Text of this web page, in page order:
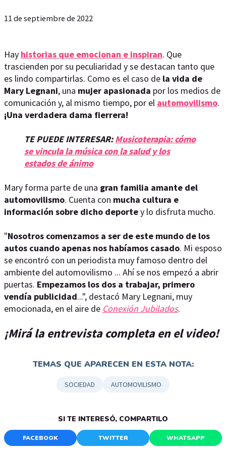
11 de septiembre de 2022
Hay historias que emocionan e inspiran. Que
trascienden por su peculiaridad y se destacan tanto que
es lindo compartirlas. Como es el caso de la vida de
Mary Legnani, una mujer apasionada por los medios de
comunicación y, al mismo tiempo, por el automovilismo.
¡Una verdadera dama fierrera!
TE PUEDE INTERESAR:Musicoterapia: cómo
se vincula la música con la salud y los
estados de ánimo
Mary forma parte de una gran familia amante del
automovilismo. Cuenta con mucha cultura e
información sobre dicho deportey lo disfruta mucho.
"Nosotros comenzamos a ser de este mundo de los
autos cuando apenas nos habíamos casado. Mi esposo
se encontró con un periodista muy famoso dentro del
ambiente del automovilismo ... Ahí se nos empezó a abrir
puertas. Empezamos los dos a trabajar, primero
vendía publicidad...", destacó Mary Legnani, muy
emocionada, en el aire de Conexión Jubilados.
¡Mirá la entrevista completa en el video!
TEMAS QUE APARECEN EN ESTA NOTA:
SOCIEDAD AUTOMOVILISMO
SI TE INTERESÓ, COMPARTILO
FACEBOOK TWITTER WHATSAPP